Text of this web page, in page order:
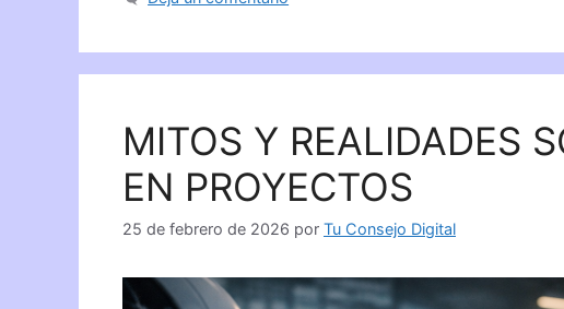
MITOS Y REALIDADES
EN PROYECTOS
25 de febrero de 2026 por Tu Consejo Digital